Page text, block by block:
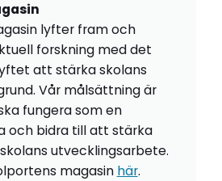
lyfter fram och
forskning med det
att stärka skolans
Vår målsättning är
fungera som en
och bidra till att stärka
utvecklingsarbete.
magasin här.